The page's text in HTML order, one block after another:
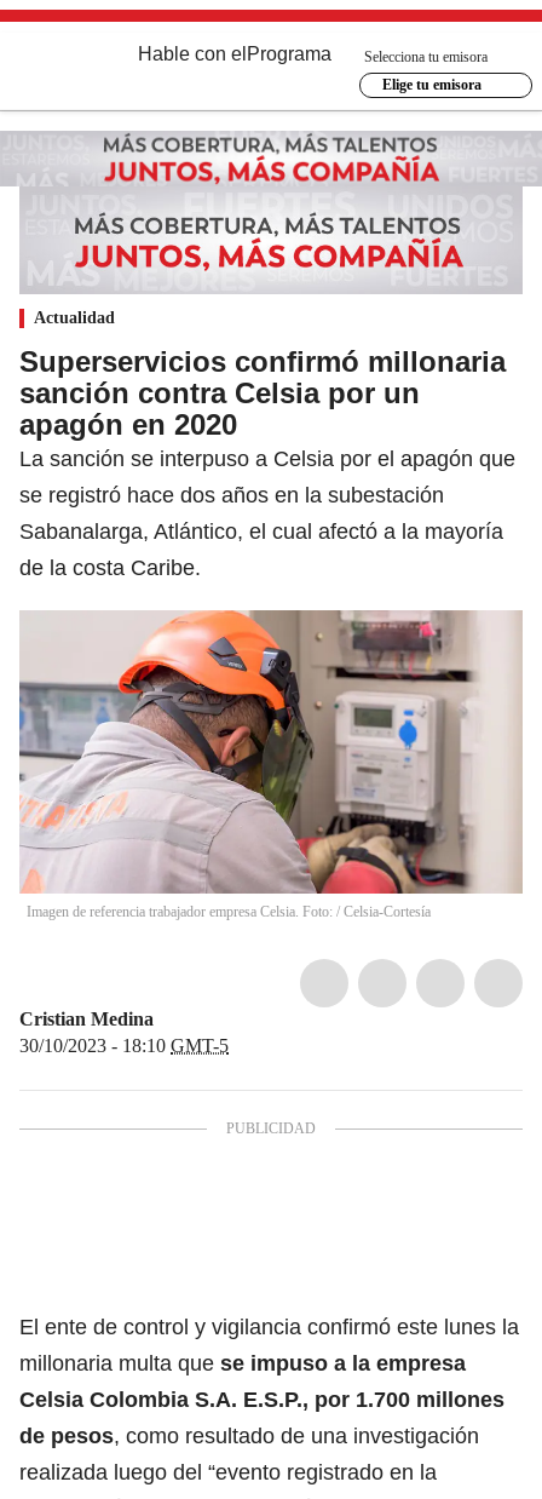
Hable con el Programa
Selecciona tu emisora
Elige tu emisora
Actualidad
Superservicios confirmó millonaria
sanción contra Celsia por un
apagón en 2020
La sanción se interpuso a Celsia por el apagón que
se registró hace dos años en la subestación
Sabanalarga, Atlántico, el cual afectó a la mayoría
de la costa Caribe.
Imagen de referencia trabajador empresa Celsia. Foto: / Celsia-Cortesía
Cristian Medina
30/10/2023 - 18:10 GMT-5
El ente de control y vigilancia confirmó este lunes la
millonaria multa que se impuso a la empresa
Celsia Colombia S.A. E.S.P., por 1.700 millones
de pesos, como resultado de una investigación
realizada luego del “evento registrado en la